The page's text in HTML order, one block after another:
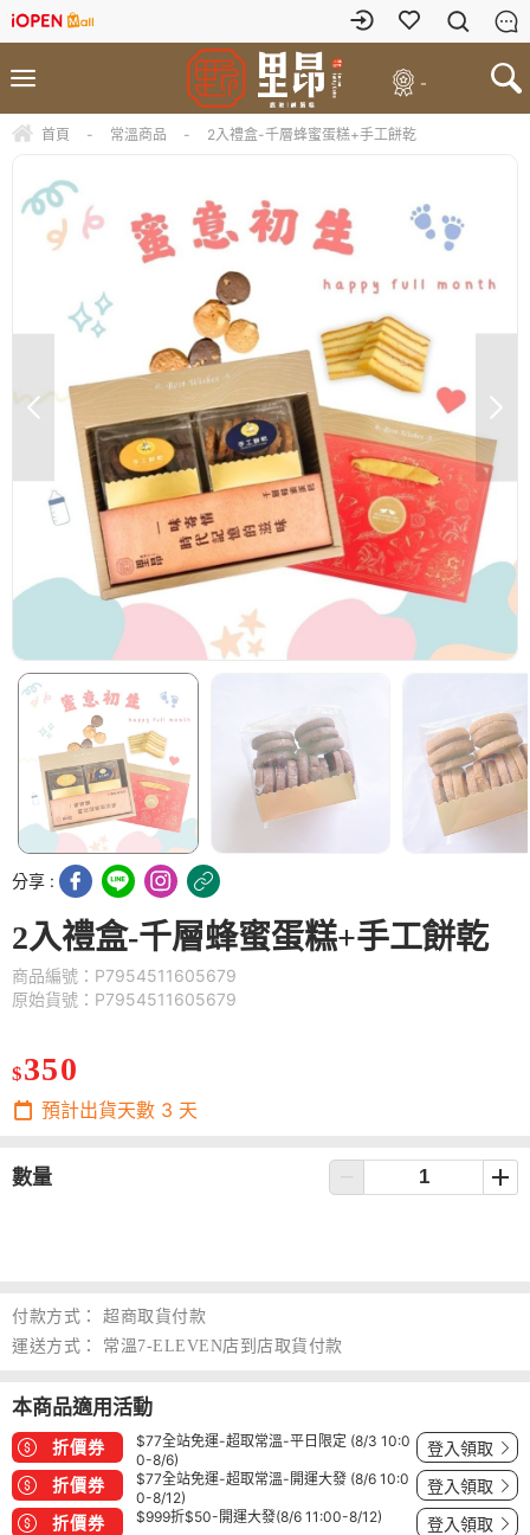
-
首頁 - 常溫商品 - 2入禮盒-千層蜂蜜蛋糕+手工餅乾
分享 :
2入禮盒-千層蜂蜜蛋糕+手工餅乾
商品編號：P7954511605679
原始貨號：P7954511605679
$350
預計出貨天數 3 天
數量
付款方式：
超商取貨付款
運送方式：
常溫7-ELEVEN店到店取貨付款
本商品適用活動
折價券
$77全站免運-超取常溫-平日限定 (8/3 10:0
0-8/6)
登入領取
折價券
$77全站免運-超取常溫-開運大發 (8/6 10:0
0-8/12)
登入領取
折價券 $999折$50-開運大發(8/6 11:00-8/12) 登入領取